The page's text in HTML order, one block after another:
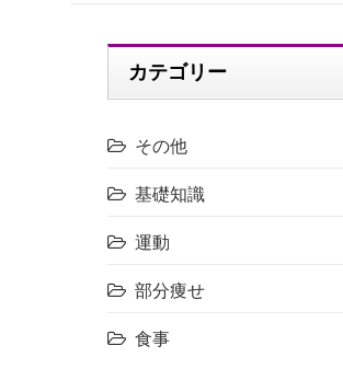
カテゴリー
その他
基礎知識
運動
部分痩せ
食事